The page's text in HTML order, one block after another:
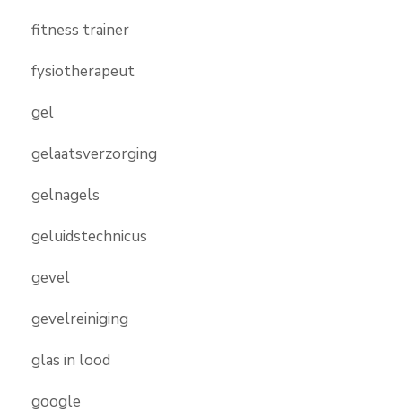
fitness trainer
fysiotherapeut
gel
gelaatsverzorging
gelnagels
geluidstechnicus
gevel
gevelreiniging
glas in lood
google